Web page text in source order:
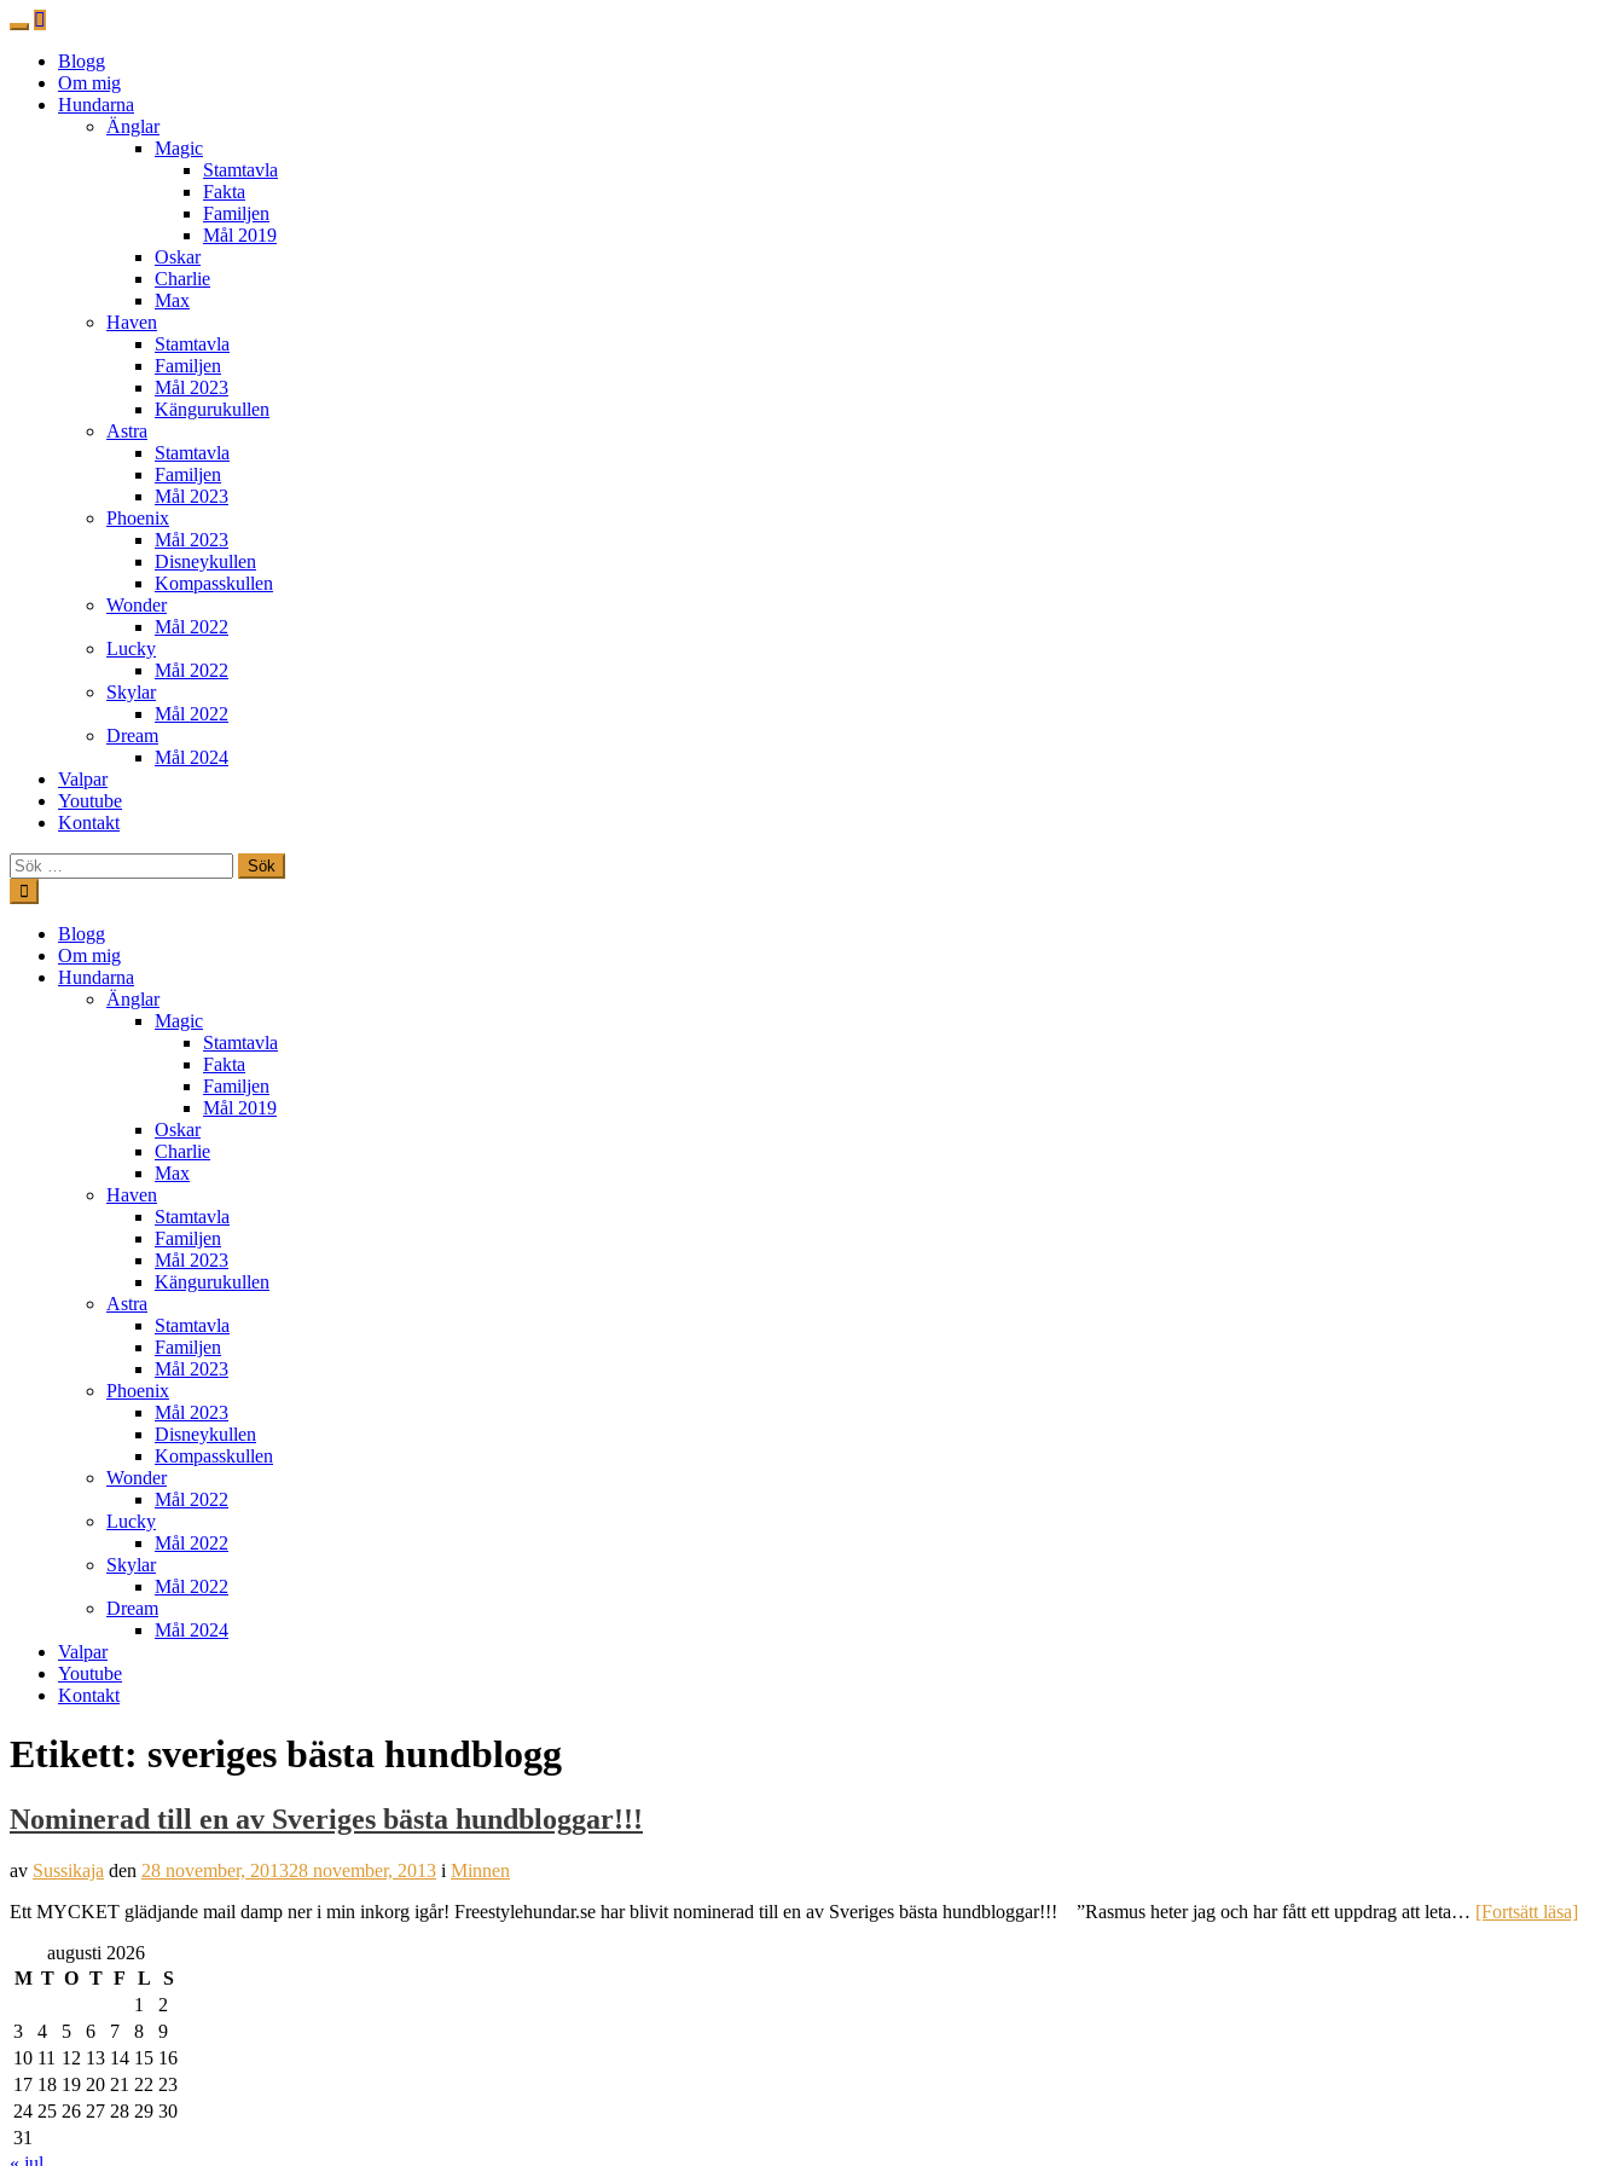
Blogg
Om mig
Hundarna
Änglar
Magic
Stamtavla
Fakta
Familjen
Mål 2019
Oskar
Charlie
Max
Haven
Stamtavla
Familjen
Mål 2023
Kängurukullen
Astra
Stamtavla
Familjen
Mål 2023
Phoenix
Mål 2023
Disneykullen
Kompasskullen
Wonder
Mål 2022
Lucky
Mål 2022
Skylar
Mål 2022
Dream
Mål 2024
Valpar
Youtube
Kontakt
Sök
efter:
Hoppa
till
innehåll
Freestylehundar.se
Blogg
Om mig
Hundarna
Änglar
Magic
Stamtavla
Fakta
Familjen
Mål 2019
Oskar
Charlie
Max
Haven
Stamtavla
Familjen
Mål 2023
Kängurukullen
Astra
Stamtavla
Familjen
Mål 2023
Phoenix
Mål 2023
Disneykullen
Kompasskullen
Wonder
Mål 2022
Lucky
Mål 2022
Skylar
Mål 2022
Dream
Mål 2024
Valpar
Youtube
Kontakt
Etikett: sveriges bästa hundblogg
Nominerad till en av Sveriges bästa hundbloggar!!!
av Sussikaja den 28 november, 201328 november, 2013 i Minnen
Ett MYCKET glädjande mail damp ner i min inkorg igår! Freestylehundar.se har blivit nominerad till en av Sveriges bästa hundbloggar!!! ”Rasmus heter jag och har fått ett uppdrag att leta… [Fortsätt läsa]
augusti 2026
M T O T F L
S
1
2
3
4 5 6 7 8
9
10 11 12 13 14 15 16
17 18 19 20 21 22 23
24 25 26 27 28 29 30
31